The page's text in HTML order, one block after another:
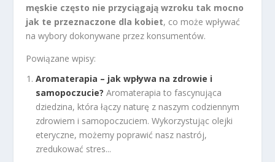
męskie często nie przyciągają wzroku tak mocno
jak te przeznaczone dla kobiet, co może wpływać
na wybory dokonywane przez konsumentów.
Powiązane wpisy:
Aromaterapia – jak wpływa na zdrowie i
samopoczucie? Aromaterapia to fascynująca
dziedzina, która łączy naturę z naszym codziennym
zdrowiem i samopoczuciem. Wykorzystując olejki
eteryczne, możemy poprawić nasz nastrój,
zredukować stres...